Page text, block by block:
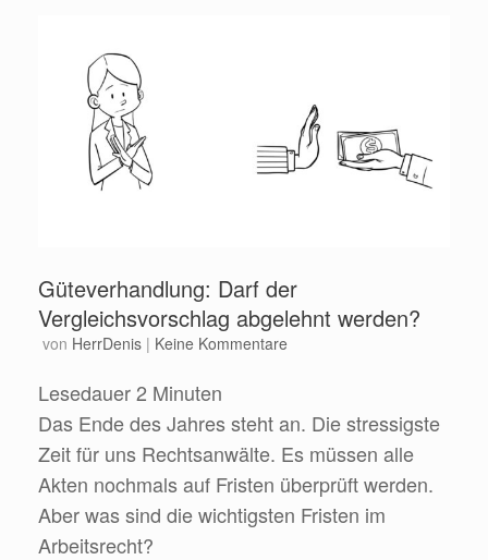
Güteverhandlung: Darf der
Vergleichsvorschlag abgelehnt werden?
von HerrDenis | Keine Kommentare
Lesedauer2 Minuten
Das Ende des Jahres steht an. Die stressigste
Zeit für uns Rechtsanwälte. Es müssen alle
Akten nochmals auf Fristen überprüft werden.
Aber was sind die wichtigsten Fristen im
Arbeitsrecht?